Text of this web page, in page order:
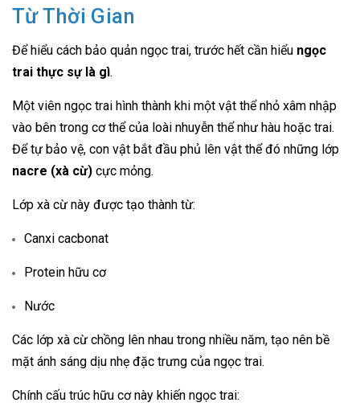
Từ Thời Gian
Để hiểu cách bảo quản ngọc trai, trước hết cần hiểu ngọc
trai thực sự là gì.
Một viên ngọc trai hình thành khi một vật thể nhỏ xâm nhập
vào bên trong cơ thể của loài nhuyễn thể như hàu hoặc trai.
Để tự bảo vệ, con vật bắt đầu phủ lên vật thể đó những lớp
nacre (xà cừ) cực mỏng.
Lớp xà cừ này được tạo thành từ:
Canxi cacbonat
Protein hữu cơ
Nước
Các lớp xà cừ chồng lên nhau trong nhiều năm, tạo nên bề
mặt ánh sáng dịu nhẹ đặc trưng của ngọc trai.
Chính cấu trúc hữu cơ này khiến ngọc trai: